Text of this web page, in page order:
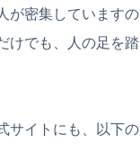
が密集しています
けでも、人の足を
サイトにも、以下